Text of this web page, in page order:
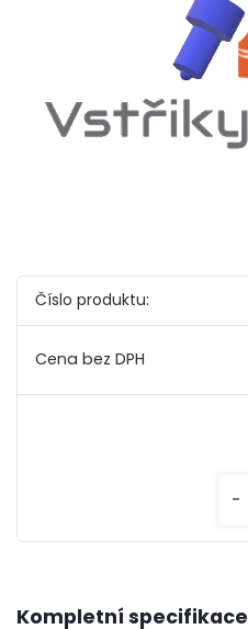
Číslo produktu:
-
Kompletní specifikace